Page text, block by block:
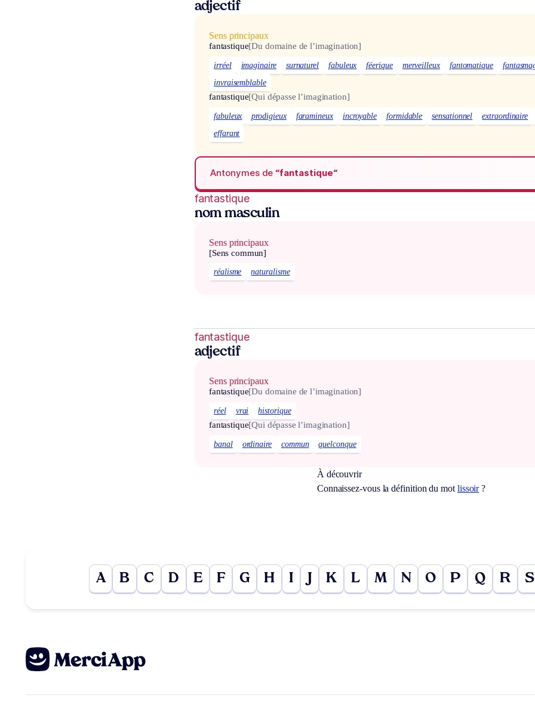
adjectif
Sens principaux
fantastique[Du domaine de l’imagination]
irréel imaginaire surnaturel fabuleux féerique merveilleux fantomatique
invraisemblable
fantastique[Qui dépasse l’imagination]
fabuleux prodigieux faramineux incroyable formidable sensationnel extraordinaire
effarant
Antonymes de “fantastique“
fantastique
nom masculin
Sens principaux
[Sens commun]
réalisme naturalisme
fantastique
adjectif
Sens principaux
fantastique[Du domaine de l’imagination]
réel vrai historique
fantastique[Qui dépasse l’imagination]
banal ordinaire commun quelconque
À découvrir
Connaissez-vous la définition du mot lissoir?
A B C D E F G H I J K L M N O P Q R S